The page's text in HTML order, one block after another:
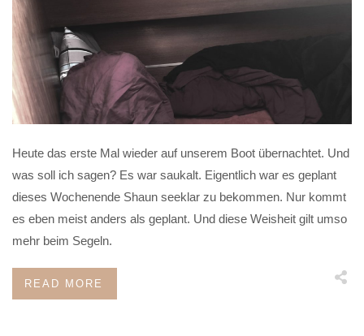
Heute das erste Mal wieder auf unserem Boot übernachtet. Und
was soll ich sagen? Es war saukalt. Eigentlich war es geplant
dieses Wochenende Shaun seeklar zu bekommen. Nur kommt
es eben meist anders als geplant. Und diese Weisheit gilt umso
mehr beim Segeln.
READ MORE